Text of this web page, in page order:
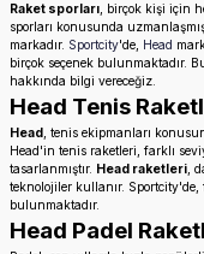
Raket sporları , birçok kişi için
sporları konusunda
markadır. Sportcity'de, Head
birçok seçenek bulunmaktadır.
hakkında bilgi vereceğiz.
Head Tenis
Head , tenis ekipmanları
Head'in tenis raketleri, farklı
tasarlanmıştır. Head raketleri ,
teknolojiler kullanır. Sportcity'de,
bulunmaktadır.
Head Padel